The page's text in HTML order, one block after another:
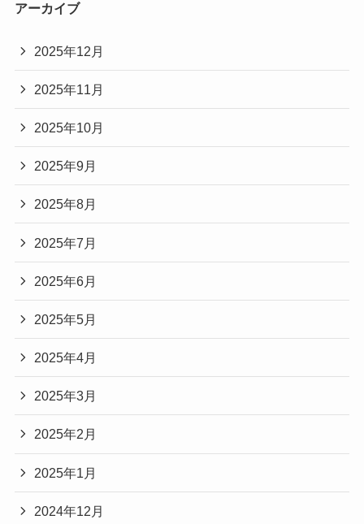
アーカイブ
2025年12月
2025年11月
2025年10月
2025年9月
2025年8月
2025年7月
2025年6月
2025年5月
2025年4月
2025年3月
2025年2月
2025年1月
2024年12月